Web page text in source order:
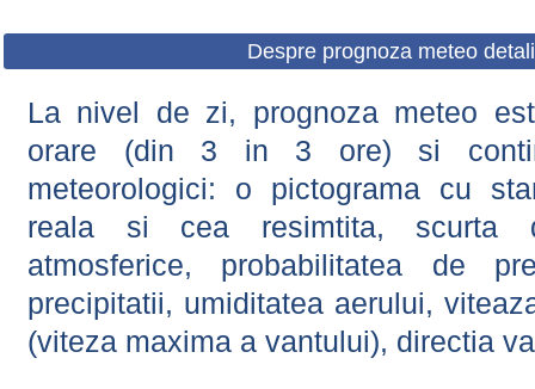
Despre prognoza meteo
La nivel de zi, prognoza meteo
orare (din 3 in 3 ore) si
meteorologici: o pictograma cu
reala si cea resimtita, scurta
atmosferice, probabilitatea de
precipitatii, umiditatea aerului,
(viteza maxima a vantului), directia